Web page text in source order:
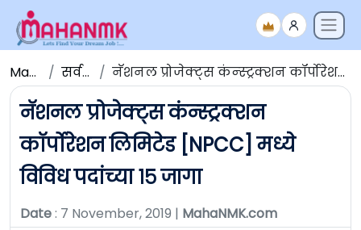
Maha NMK सर्व जाहिराती नॅशनल प्रोजेक्ट्स कंन्स्ट्रक्शन कॉर्पोरेशन लिमिटेड [NPCC] मध्ये विविध पदांच्या १५ जागा
नॅशनल प्रोजेक्ट्स कंन्स्ट्रक्शन
कॉर्पोरेशन लिमिटेड [NPCC] मध्ये
विविध पदांच्या १५ जागा
Date: 7 November, 2019 | MahaNMK.com